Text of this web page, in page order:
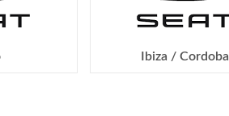
Ibiza / Cordoba